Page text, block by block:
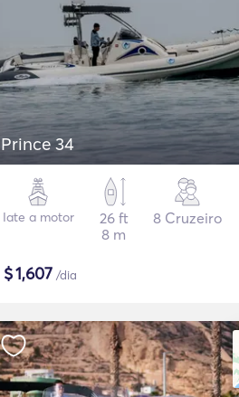
Prince 34
Iate a motor
26 ft
8 m
8 Cruzeiro
$1,607 /dia